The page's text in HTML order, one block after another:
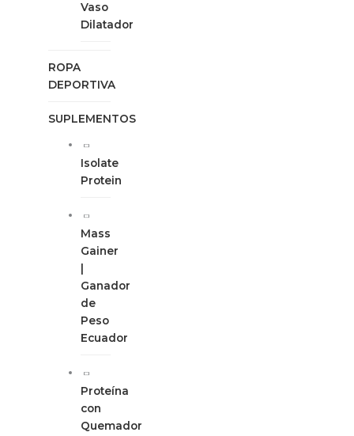
Vaso
Dilatador
ROPA
DEPORTIVA
SUPLEMENTOS
Isolate
Protein
Mass
Gainer
Ganador
de
Peso
Ecuador
Proteína
con
Quemador